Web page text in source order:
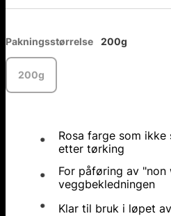
Pakningsstørrelse 200g
200g
Rosa farge som
etter tørking
For påføring av "non
veggbekledningen
Klar til bruk i løpet